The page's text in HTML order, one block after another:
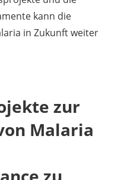
kann die
in Zukunft weiter
zur
Malaria